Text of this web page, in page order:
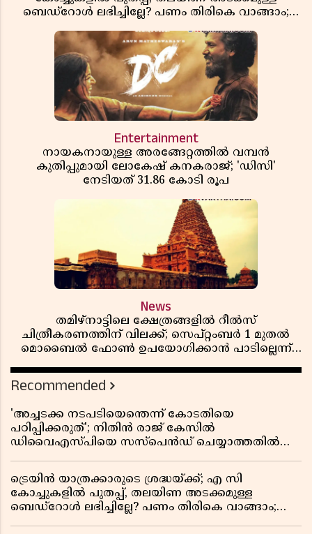
ബെഡ്റോൾ ലഭിച്ചില്ലേ? പണം തിരികെ വാങ്ങാം;
Entertainment
നായകനായുള്ള അരങ്ങേറ്റത്തിൽ വമ്പൻ
കുതിപ്പുമായി ലോകേഷ് കനകരാജ്; 'ഡിസി'
നേടിയത് 31.86 കോടി രൂപ
News
തമിഴ്‌നാട്ടിലെ ക്ഷേത്രങ്ങളിൽ റീൽസ്
ചിത്രീകരണത്തിന് വിലക്ക്; സെപ്റ്റംബർ 1 മുതൽ
മൊബൈൽ ഫോൺ ഉപയോഗിക്കാൻ പാടില്ലെന്ന്
Recommended
'അച്ചടക്ക നടപടിയെന്തെന്ന് കോടതിയെ
പഠിപ്പിക്കരുത്'; നിതിൻ രാജ് കേസിൽ
ഡിവൈഎസ്പിയെ സസ്പെൻഡ് ചെയ്യാത്തതിൽ
ട്രെയിൻ യാത്രക്കാരുടെ ശ്രദ്ധയ്ക്ക്; എ സി
കോച്ചുകളിൽ പുതപ്പ്, തലയിണ അടക്കമുള്ള
ബെഡ്റോൾ ലഭിച്ചില്ലേ? പണം തിരികെ വാങ്ങാം;